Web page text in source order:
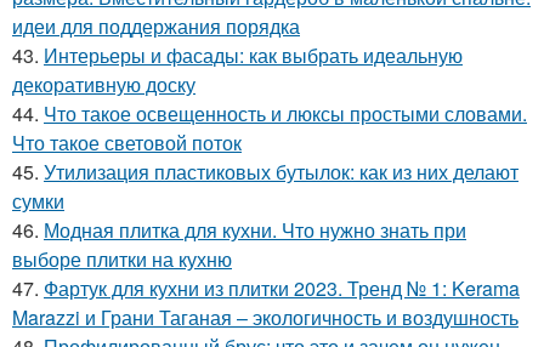
идеи для поддержания порядка
43. Интерьеры и фасады: как выбрать идеальную
декоративную доску
44. Что такое освещенность и люксы простыми словами.
Что такое световой поток
45. Утилизация пластиковых бутылок: как из них делают
сумки
46. Модная плитка для кухни. Что нужно знать при
выборе плитки на кухню
47. Фартук для кухни из плитки 2023. Тренд № 1: Kerama
Marazzi и Грани Таганая – экологичность и воздушность